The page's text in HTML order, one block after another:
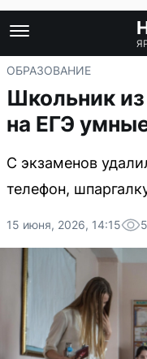
ОБРАЗОВАНИЕ
Школьник
на ЕГЭ
С экзаменов
телефон,
15 июня, 2026, 14:15 5